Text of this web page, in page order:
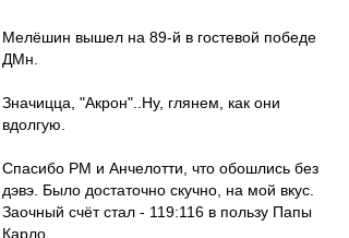
Мелёшин вышел на 89-й в гостевой победе
ДМн.
Значицца, "Акрон"..Ну, глянем, как они
вдолгую.
Спасибо РМ и Анчелотти, что обошлись без
дэвэ. Было достаточно скучно, на мой вкус.
Заочный счёт стал - 119:116 в пользу Папы
Карло.